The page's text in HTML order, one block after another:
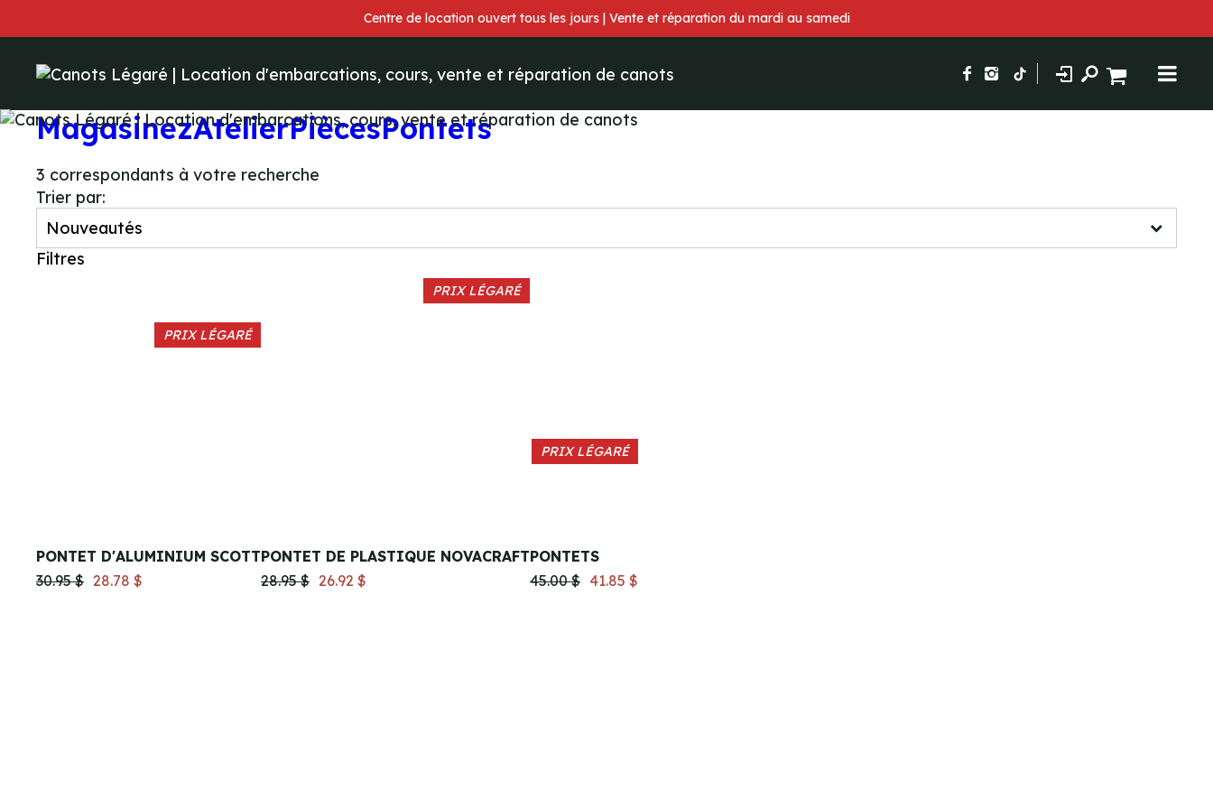
Centre de location ouvert tous les jours | Vente et réparation du mardi au samedi
MagasinezAtelierPiècesPontets
3 correspondants à votre recherche
Trier par:
Filtres
PRIX LÉGARÉ
PONTET D'ALUMINIUM SCOTT
30.95 $ 28.78 $
PRIX LÉGARÉ
PONTET DE PLASTIQUE NOVACRAFT
28.95 $ 26.92 $
PRIX LÉGARÉ
PONTETS
45.00 $ 41.85 $